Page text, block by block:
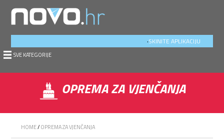
SKINITE APLIKACIJU
.
SVE KATEGORIJE
OPREMA ZA VJENČANJA
HOME/OPREMA ZA VJENČANJA